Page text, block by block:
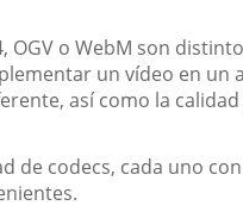
OGV o WebM son
un vídeo en un
así como la calidad
de codecs, cada uno